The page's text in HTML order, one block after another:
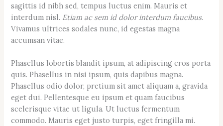
sagittis id nibh sed, tempus luctus enim. Mauris et
interdum nisl. Etiam ac sem id dolor interdum faucibus.
Vivamus ultrices sodales nunc, id egestas magna
accumsan vitae.
Phasellus lobortis blandit ipsum, at adipiscing eros porta
quis. Phasellus in nisi ipsum, quis dapibus magna.
Phasellus odio dolor, pretium sit amet aliquam a, gravida
eget dui. Pellentesque eu ipsum et quam faucibus
scelerisque vitae ut ligula. Ut luctus fermentum
commodo. Mauris eget justo turpis, eget fringilla mi.